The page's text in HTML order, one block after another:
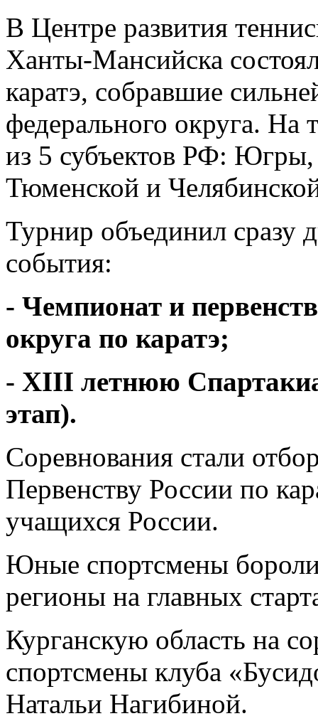
В Центре развития
Ханты‑Мансийска
каратэ, собравшие
федерального округа. На
из 5 субъектов РФ: Югры,
Тюменской и
Турнир объединил сразу
события:
- Чемпионат и
округа по каратэ;
- XIII летнюю
этап).
Соревнования стали
Первенству России по
учащихся России.
Юные спортсмены
регионы на главных
Курганскую область на
спортсмены клуба
Натальи Нагибиной.